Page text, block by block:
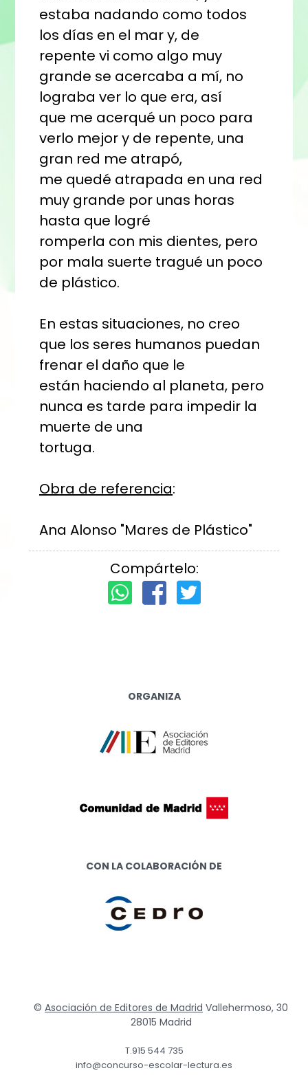
estaba nadando como todos
los días en el mar y, de
repente vi como algo muy
grande se acercaba a mí, no
lograba ver lo que era, así
que me acerqué un poco para
verlo mejor y de repente, una
gran red me atrapó,
me quedé atrapada en una red
muy grande por unas horas
hasta que logré
romperla con mis dientes, pero
por mala suerte tragué un poco
de plástico.
En estas situaciones, no creo
que los seres humanos puedan
frenar el daño que le
están haciendo al planeta, pero
nunca es tarde para impedir la
muerte de una
tortuga.
Obra de referencia:
Ana Alonso "Mares de Plástico"
Compártelo:
ORGANIZA
CON LA COLABORACIÓN DE
© Asociación de Editores de Madrid Vallehermoso, 30
28015 Madrid
T.915 544 735
info@concurso-escolar-lectura.es